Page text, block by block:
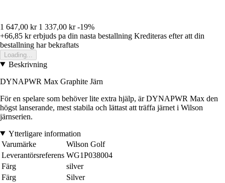
1 647,00 kr 1 337,00 kr -19%
+66,85 krerbjuds pa din nasta bestallning Krediteras efter att din
bestallning har bekraftats
Loading...
Beskrivning
DYNAPWR Max Graphite Järn
För en spelare som behöver lite extra hjälp, är DYNAPWR Max den
högst lanserande, mest stabila och lättast att träffa järnet i Wilson
järnserien.
Ytterligare information
Varumärke
Wilson Golf
Leverantörsreferens WG1P038004
Färg
silver
Färg
Silver